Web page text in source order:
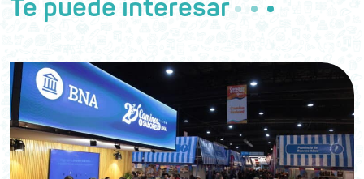
Te puede interesar